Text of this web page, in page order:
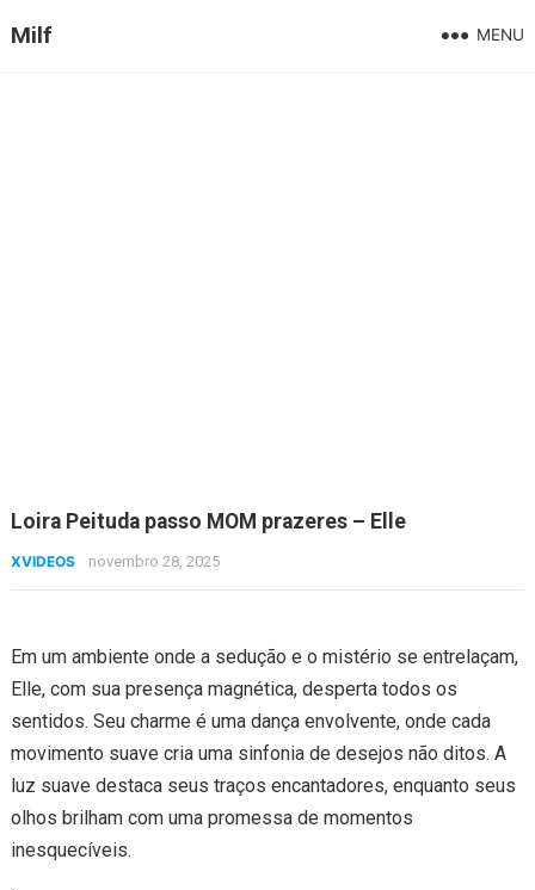
Milf MENU
Loira Peituda passo MOM prazeres – Elle
XVIDEOS novembro 28, 2025
Em um ambiente onde a sedução e o mistério se entrelaçam,
Elle, com sua presença magnética, desperta todos os
sentidos. Seu charme é uma dança envolvente, onde cada
movimento suave cria uma sinfonia de desejos não ditos. A
luz suave destaca seus traços encantadores, enquanto seus
olhos brilham com uma promessa de momentos
inesquecíveis.